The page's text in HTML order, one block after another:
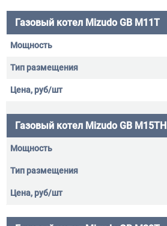
Газовый котел Mizudo GB M11Т
Газовый котел Mizudo GB M15ТH